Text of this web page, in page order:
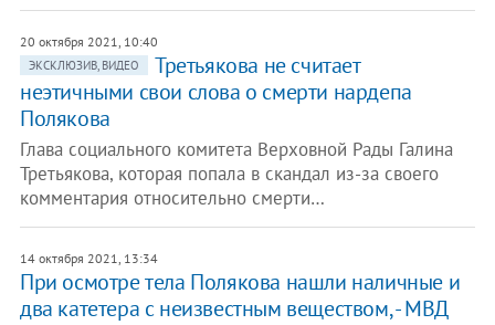
20 октября 2021, 10:40
ЭКСКЛЮЗИВ, ВИДЕО
Третьякова не считает
неэтичными свои слова о смерти нардепа
Полякова
Глава социального комитета Верховной Рады Галина
Третьякова, которая попала в скандал из-за своего
комментария относительно смерти…
14 октября 2021, 13:34
При осмотре тела Полякова нашли наличные и
два катетера с неизвестным веществом, - МВД